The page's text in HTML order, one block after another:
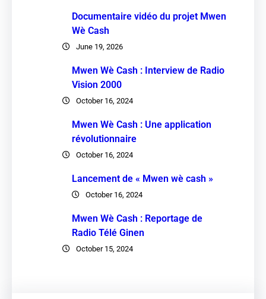
Documentaire vidéo du projet Mwen
Wè Cash
June 19, 2026
Mwen Wè Cash : Interview de Radio
Vision 2000
October 16, 2024
Mwen Wè Cash : Une application
révolutionnaire
October 16, 2024
Lancement de « Mwen wè cash »
October 16, 2024
Mwen Wè Cash : Reportage de
Radio Télé Ginen
October 15, 2024